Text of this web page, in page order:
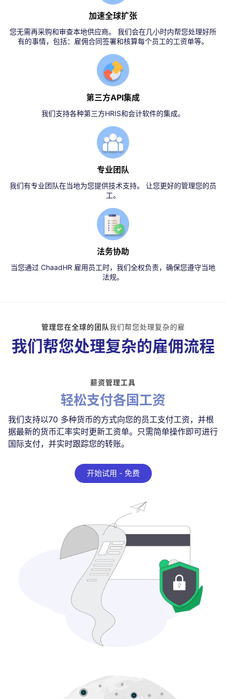
加速全球扩张
您无需再采购和审查本地供应商。 我们会在几小时内帮您处理好所
有的事情，包括：雇佣合同签署和核算每个员工的工资单等。
第三方API集成
我们支持各种第三方HRIS和会计软件的集成。
专业团队
我们有专业团队在当地为您提供技术支持。 让您更好的管理您的员
工。
法务协助
当您通过 ChaadHR 雇用员工时，我们全权负责，确保您遵守当地
法规。
管理您在全球的团队我们帮您处理复杂的雇
我们帮您处理复杂的雇佣流程
薪资管理工具
轻松支付各国工资
我们支持以70 多种货币的方式向您的员工支付工资，并根
据最新的货币汇率实时更新工资单。只需简单操作即可进行
国际支付，并实时跟踪您的转账。
开始试用 - 免费